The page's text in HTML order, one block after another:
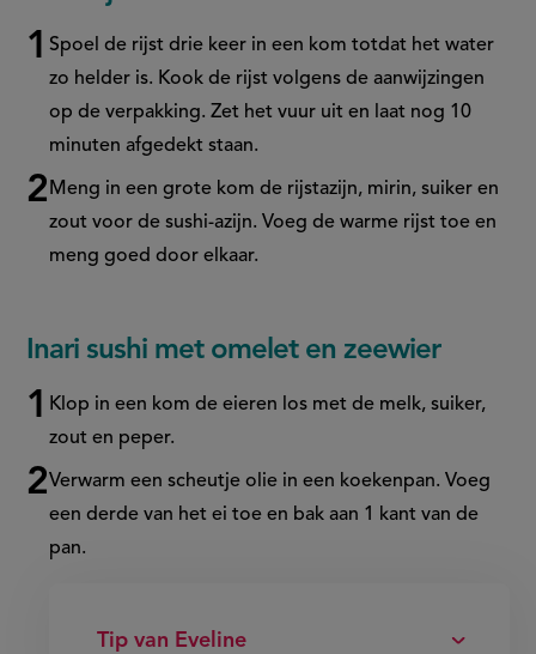
Spoel de rijst drie keer in een kom totdat het water
zo helder is. Kook de rijst volgens de aanwijzingen
op de verpakking. Zet het vuur uit en laat nog 10
minuten afgedekt staan.
Meng in een grote kom de rijstazijn, mirin, suiker en
zout voor de sushi-azijn. Voeg de warme rijst toe en
meng goed door elkaar.
Inari sushi met omelet en zeewier
Klop in een kom de eieren los met de melk, suiker,
zout en peper.
Verwarm een scheutje olie in een koekenpan. Voeg
een derde van het ei toe en bak aan 1 kant van de
pan.
Tip van Eveline